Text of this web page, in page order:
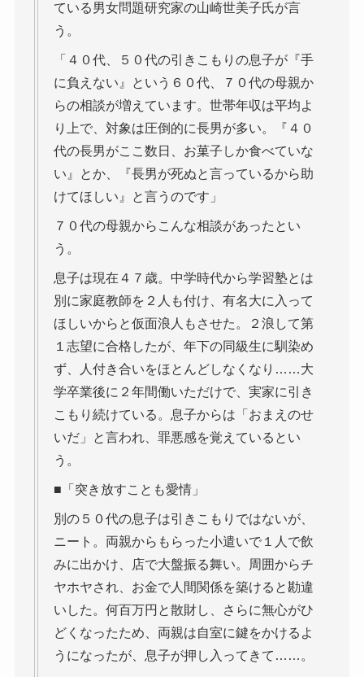
ている男女問題研究家の山崎世美子氏が言
う。
「４０代、５０代の引きこもりの息子が『手
に負えない』という６０代、７０代の母親か
らの相談が増えています。世帯年収は平均よ
り上で、対象は圧倒的に長男が多い。『４０
代の長男がここ数日、お菓子しか食べていな
い』とか、『長男が死ぬと言っているから助
けてほしい』と言うのです」
７０代の母親からこんな相談があったとい
う。
息子は現在４７歳。中学時代から学習塾とは
別に家庭教師を２人も付け、有名大に入って
ほしいからと仮面浪人もさせた。２浪して第
１志望に合格したが、年下の同級生に馴染め
ず、人付き合いをほとんどしなくなり……大
学卒業後に２年間働いただけで、実家に引き
こもり続けている。息子からは「おまえのせ
いだ」と言われ、罪悪感を覚えているとい
う。
■「突き放すことも愛情」
別の５０代の息子は引きこもりではないが、
ニート。両親からもらった小遣いで１人で飲
みに出かけ、店で大盤振る舞い。周囲からチ
ヤホヤされ、お金で人間関係を築けると勘違
いした。何百万円と散財し、さらに無心がひ
どくなったため、両親は自室に鍵をかけるよ
うになったが、息子が押し入ってきて……。